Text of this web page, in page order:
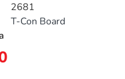
2681
T-Con Board